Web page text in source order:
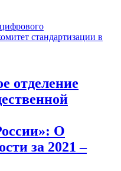
стандартизации в
отделение
О
за 2021 –